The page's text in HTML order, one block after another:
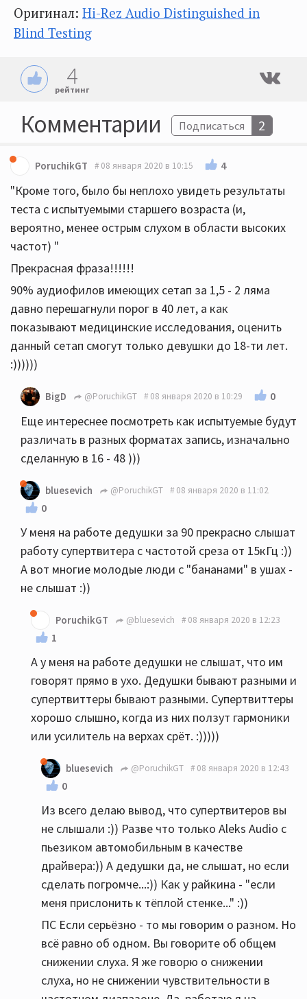
Оригинал: Hi-Rez Audio Distinguished in
Blind Testing
4
рейтинг
Комментарии Подписаться 2
PoruchikGT 08 января 2020 в 10:15 4
"Кроме того, было бы неплохо увидеть результаты
теста с испытуемыми старшего возраста (и,
вероятно, менее острым слухом в области высоких
частот) "
Прекрасная фраза!!!!!!
90% аудиофилов имеющих сетап за 1,5 - 2 ляма
давно перешагнули порог в 40 лет, а как
показывают медицинские исследования, оценить
данный сетап смогут только девушки до 18-ти лет.
:))))))
BigD @PoruchikGT 08 января 2020 в 10:29 0
Еще интереснее посмотреть как испытуемые будут
различать в разных форматах запись, изначально
сделанную в 16 - 48 )))
bluesevich @PoruchikGT 08 января 2020 в 11:02
0
У меня на работе дедушки за 90 прекрасно слышат
работу супертвитера с частотой среза от 15кГц :))
А вот многие молодые люди с "бананами" в ушах -
не слышат :))
PoruchikGT @bluesevich 08 января 2020 в 12:23
1
А у меня на работе дедушки не слышат, что им
говорят прямо в ухо. Дедушки бывают разными и
супертвиттеры бывают разными. Супертвиттеры
хорошо слышно, когда из них ползут гармоники
или усилитель на верхах срёт. :)))))
bluesevich @PoruchikGT 08 января 2020 в 12:43
0
Из всего делаю вывод, что супертвитеров вы
не слышали :)) Разве что только Aleks Audio с
пьезиком автомобильным в качестве
драйвера:)) А дедушки да, не слышат, но если
сделать погромче...:)) Как у райкина - "если
меня прислонить к тёплой стенке..." :))
ПС Если серьёзно - то мы говорим о разном. Но
всё равно об одном. Вы говорите об общем
снижении слуха. Я же говорю о снижении
слуха, но не снижении чувствительности в